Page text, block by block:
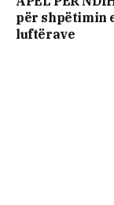
për shpëtimin
luftërave